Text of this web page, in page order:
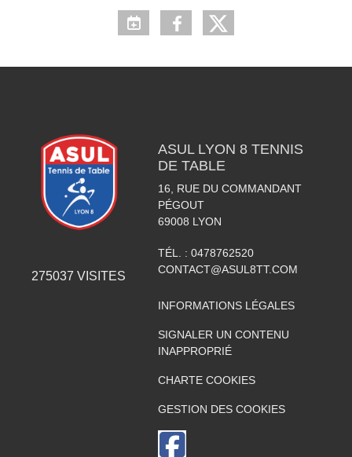
275037 VISITES
ASUL LYON 8 TENNIS
DE TABLE
16, RUE DU COMMANDANT
PÉGOUT
69008 LYON
TÉL. : 0478762520
CONTACT@ASUL8TT.COM
INFORMATIONS LÉGALES
SIGNALER UN CONTENU
INAPPROPRIÉ
CHARTE COOKIES
GESTION DES COOKIES